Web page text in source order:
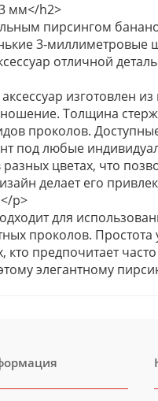
мм</h2>
пирсингом
3-миллиметровые
отличной
изготовлен из
Толщина
проколов.
под любые
цветах, что
делает его
p>
для
проколов. Простота
предпочитает
элегантному